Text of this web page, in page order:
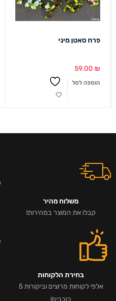
פרח סאטן מיני
59.00 ₪
הוספה לסל
משלוח מהיר
קבלו את המוצר במהירות!
בחירת הלקוחות
אלפי לקוחות מרוצים וביקורות 5
כוכבים!